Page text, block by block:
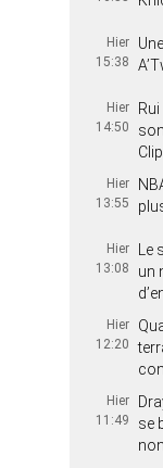
Hier
15:38
Hier
14:50
Hier
13:55
Hier
13:08
Le
un
Hier
12:20
Hier
11:49
se